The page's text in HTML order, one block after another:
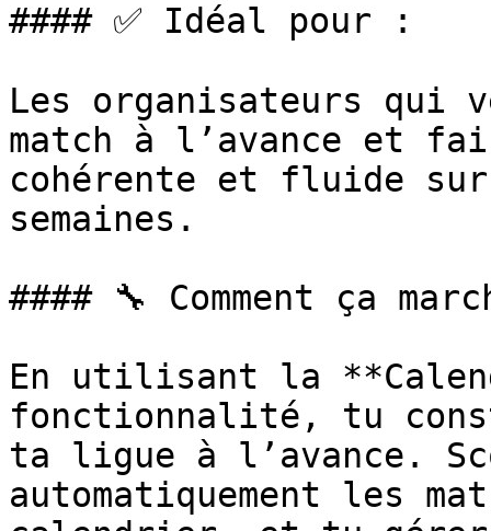
#### ✅ Idéal pour :
Les organisateurs qui
match à l’avance et
cohérente et fluide
semaines.
#### 🔧 Comment ça
En utilisant la
fonctionnalité, tu
ta ligue à l’avance.
automatiquement les